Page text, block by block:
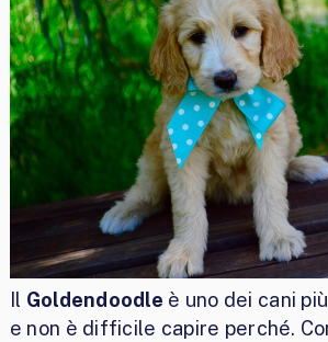
Il Goldendoodle è uno dei cani
e non è difficile capire perché.